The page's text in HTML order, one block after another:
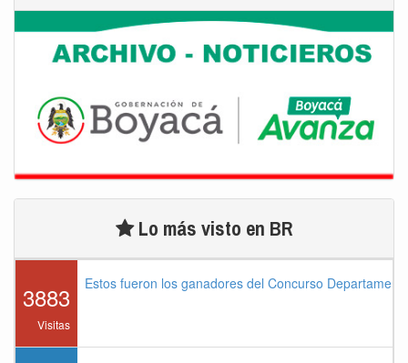
Lo más visto en BR
3883
Visitas
Estos fueron los ganadores del Concurso